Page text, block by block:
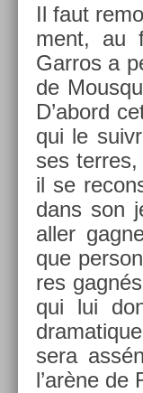
Il faut
ment, au
Garros a
de
D’abord
qui le
ses
il se
dans son
aller
que
res
qui lui
sera
l’arène de